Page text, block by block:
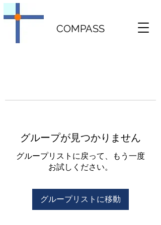
COMPASS
グループが見つかりません
グループリストに戻って、もう一度
お試しください。
グループリストに移動